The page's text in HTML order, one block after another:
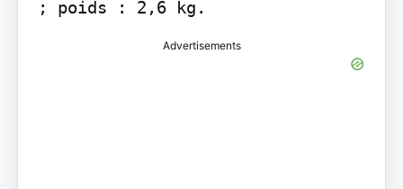
; poids : 2,6 kg.
Advertisements